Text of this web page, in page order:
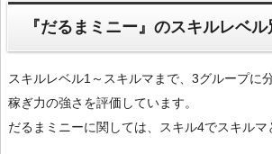
『だるまミニー』のスキルレベル
スキルレベル1～スキルマまで、3グループに
稼ぎ力の強さを評価しています。
だるまミニーに関しては、スキル4でスキルマ